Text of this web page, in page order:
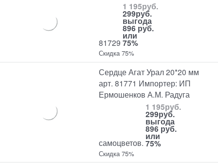
81729
1 195руб.
299руб.
выгода
896 руб.
или
75%
Скидка 75%
Сердце Агат Урал 20*20 мм
арт. 81771 Импортер: ИП
Ермошенков А.М. Радуга
самоцветов.
1 195руб.
299руб.
выгода
896 руб.
или
75%
Скидка 75%